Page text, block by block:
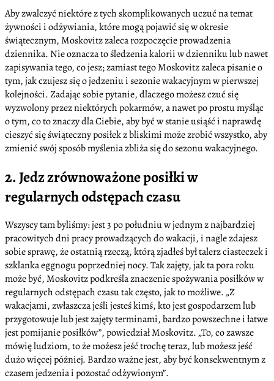
Aby zwalczyć niektóre z tych skomplikowanych uczuć na temat
żywności i odżywiania, które mogą pojawić się w okresie
świątecznym, Moskovitz zaleca rozpoczęcie prowadzenia
dziennika. Nie oznacza to śledzenia kalorii w dzienniku lub nawet
zapisywania tego, co jesz; zamiast tego Moskovitz zaleca pisanie o
tym, jak czujesz się o jedzeniu i sezonie wakacyjnym w pierwszej
kolejności. Zadając sobie pytanie, dlaczego możesz czuć się
wyzwolony przez niektórych pokarmów, a nawet po prostu myśląc
o tym, co to znaczy dla Ciebie, aby być w stanie usiąść i naprawdę
cieszyć się świąteczny posiłek z bliskimi może zrobić wszystko, aby
zmienić swój sposób myślenia zbliża się do sezonu wakacyjnego.
2. Jedz zrównoważone posiłki w
regularnych odstępach czasu
Wszyscy tam byliśmy: jest 3 po południu w jednym z najbardziej
pracowitych dni pracy prowadzących do wakacji, i nagle zdajesz
sobie sprawę, że ostatnią rzeczą, którą zjadłeś był talerz ciasteczek i
szklanka eggnogu poprzedniej nocy. Tak zajęty, jak ta pora roku
może być, Moskovitz podkreśla znaczenie spożywania posiłków w
regularnych odstępach czasu tak często, jak to możliwe. „Z
wakacjami, zwłaszcza jeśli jesteś kimś, kto jest gospodarzem lub
przygotowuje lub jest zajęty terminami, bardzo powszechne i łatwe
jest pomijanie posiłków”, powiedział Moskovitz. „To, co zawsze
mówię ludziom, to że możesz jeść trochę teraz, lub możesz jeść
dużo więcej później. Bardzo ważne jest, aby być konsekwentnym z
czasem jedzenia i pozostać odżywionym”.